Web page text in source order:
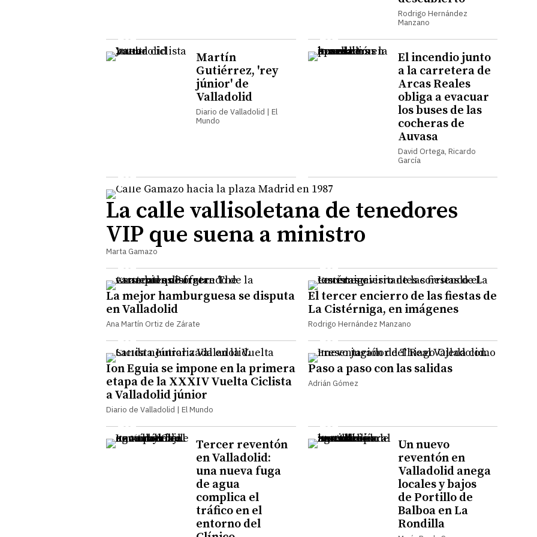
Rodrigo Hernández
Manzano
Martín
Gutiérrez, 'rey
júnior' de
Valladolid
Diario de Valladolid | El
Mundo
El incendio junto
a la carretera de
Arcas Reales
obliga a evacuar
los buses de las
cocheras de
Auvasa
David Ortega, Ricardo
García
La calle vallisoletana de tenedores
VIP que suena a ministro
Marta Gamazo
La mejor hamburguesa se disputa
en Valladolid
Ana Martín Ortiz de Zárate
El tercer encierro de las fiestas de
La Cistérniga, en imágenes
Rodrigo Hernández Manzano
Ion Eguia se impone en la primera
etapa de la XXXIV Vuelta Ciclista
a Valladolid júnior
Diario de Valladolid | El Mundo
Paso a paso con las salidas
Adrián Gómez
Tercer reventón
en Valladolid:
una nueva fuga
de agua
complica el
tráfico en el
entorno del
Un nuevo
reventón en
Valladolid anega
locales y bajos
de Portillo de
Balboa en La
Rondilla